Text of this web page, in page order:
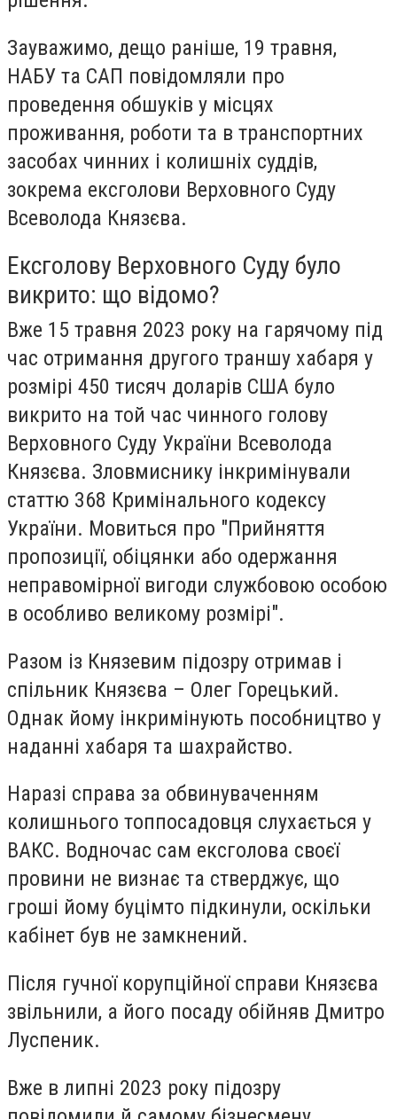
Зауважимо, дещо раніше, 19 травня,
НАБУ та САП повідомляли про
проведення обшуків у місцях
проживання, роботи та в транспортних
засобах чинних і колишніх суддів,
зокрема ексголови Верховного Суду
Всеволода Князєва.
Ексголову Верховного Суду було
викрито: що відомо?
Вже 15 травня 2023 року на гарячому під
час отримання другого траншу хабаря у
розмірі 450 тисяч доларів США було
викрито на той час чинного голову
Верховного Суду України Всеволода
Князєва. Зловмиснику інкримінували
статтю 368 Кримінального кодексу
України. Мовиться про "Прийняття
пропозиції, обіцянки або одержання
неправомірної вигоди службовою особою
в особливо великому розмірі".
Разом із Князевим підозру отримав і
спільник Князєва – Олег Горецький.
Однак йому інкримінують пособництво у
наданні хабаря та шахрайство.
Наразі справа за обвинуваченням
колишнього топпосадовця слухається у
ВАКС. Водночас сам ексголова своєї
провини не визнає та стверджує, що
гроші йому буцімто підкинули, оскільки
кабінет був не замкнений.
Після гучної корупційної справи Князєва
звільнили, а його посаду обійняв Дмитро
Луспеник.
Вже в липні 2023 року підозру